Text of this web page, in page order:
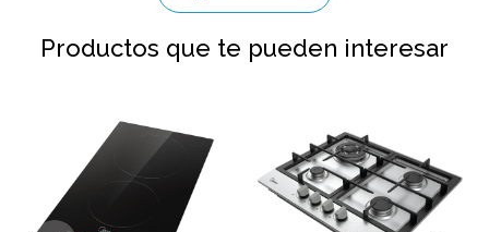
Productos que te pueden interesar